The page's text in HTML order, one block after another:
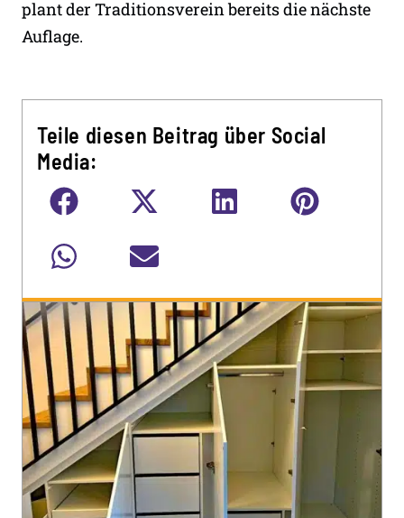
plant der Traditionsverein bereits die nächste
Auflage.
Teile diesen Beitrag über Social
Media: